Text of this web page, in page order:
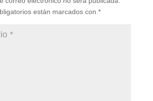
están marcados con *